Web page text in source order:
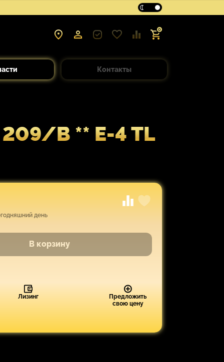
0
Контакты
B ** E-4 TL
день
В корзину
Лизинг
Предложить
свою цену